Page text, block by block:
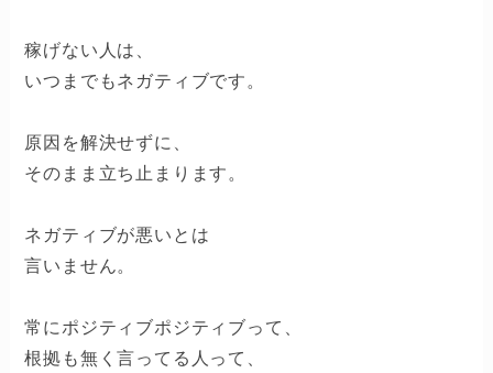
稼げない人は、
いつまでもネガティブです。
原因を解決せずに、
そのまま立ち止まります。
ネガティブが悪いとは
言いません。
常にポジティブポジティブって、
根拠も無く言ってる人って、